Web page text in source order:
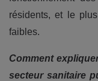
résidents, et le
faibles.
Comment
secteur sanitaire